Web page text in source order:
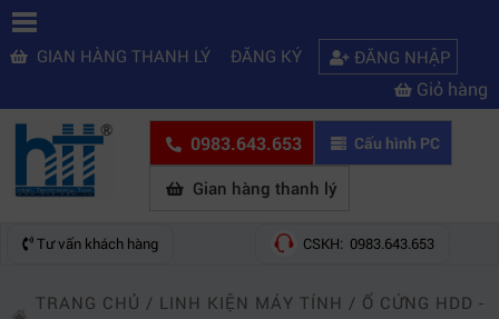
GIAN HÀNG THANH LÝ ĐĂNG KÝ ĐĂNG NHẬP
Giỏ hàng
0983.643.653 Cấu hình PC
Gian hàng thanh lý
Tư vấn khách hàng CSKH: 0983.643.653
TRANG CHỦ / LINH KIỆN MÁY TÍNH / Ổ CỨNG HDD -